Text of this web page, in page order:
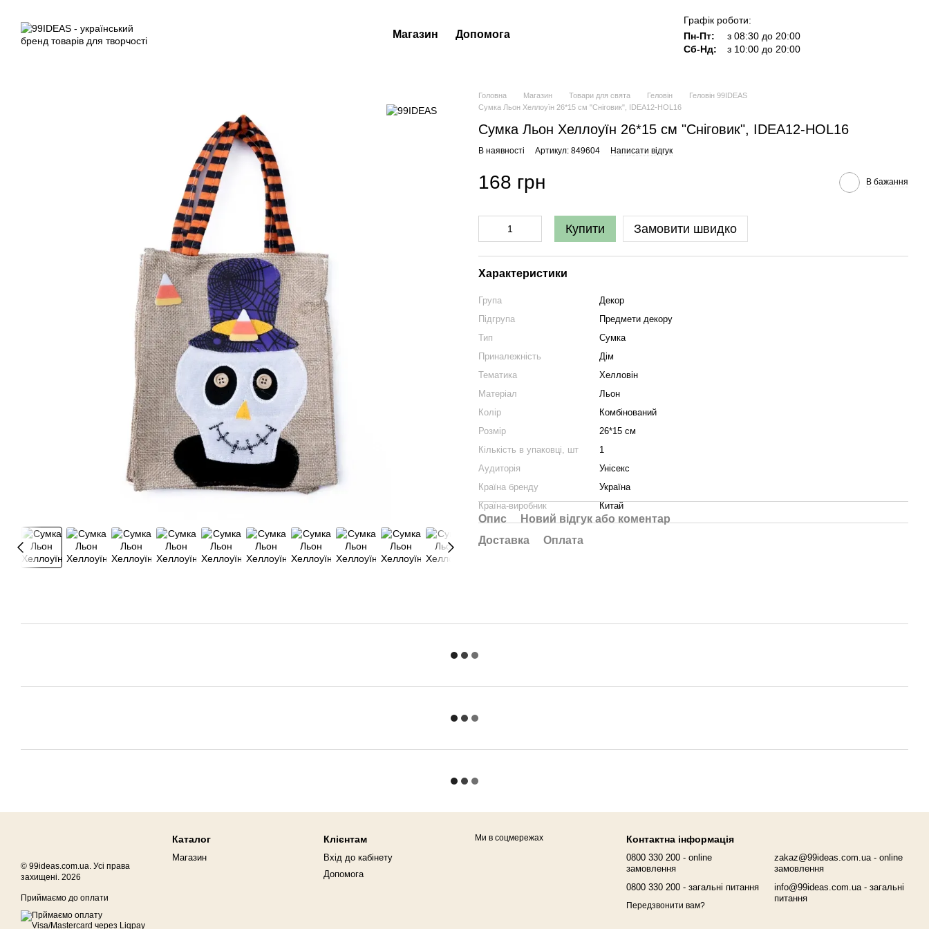
Магазин Допомога
Графік роботи:
Пн-Пт:
з 08:30 до 20:00
Сб-Нд:
з 10:00 до 20:00
Головна Магазин Товари для свята Геловін
Геловін 99IDEAS
Сумка Льон Хеллоуїн 26*15 см "Сніговик", IDEA12-HOL16
Сумка Льон Хеллоуїн 26*15 см "Сніговик", IDEA12-HOL16
В наявності Артикул: 849604 Написати відгук
168 грн В бажання
Купити Замовити швидко
Характеристики
Група
Декор
Підгрупа
Предмети декору
Тип
Сумка
Приналежність
Дім
Тематика
Хелловін
Матеріал
Льон
Колір
Комбінований
Розмір
26*15 см
Кількість в упаковці, шт
1
Аудиторія
Унісекс
Країна бренду
Україна
Країна-виробник
Китай
Опис
Новий відгук або коментар
Доставка
Оплата
© 99ideas.com.ua. Усі права
захищені. 2026
Приймаємо до оплати
Каталог
Магазин
Клієнтам
Вхід до кабінету
Допомога
Ми в соцмережах Контактна інформація
0800 330 200 - online
замовлення
0800 330 200 - загальні питання
Передзвонити вам?
zakaz@99ideas.com.ua - online
замовлення
info@99ideas.com.ua - загальні
питання